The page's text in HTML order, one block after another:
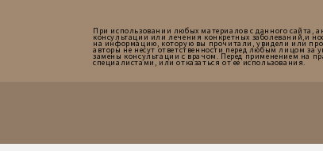
При использовании любых материалов с данного сайта,
консультации или лечения конкретных заболеваний,и
на информацию, которую вы прочитали, увидели или
авторы не несут ответственности перед любым лицом
замены консультации с врачом. Перед применением на
специалистами, или отказаться от ее использования.